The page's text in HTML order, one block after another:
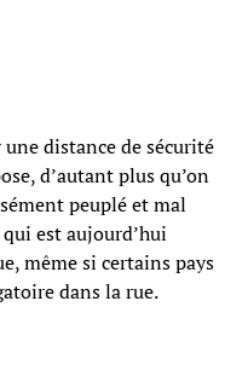
distance de sécurité
d’autant plus qu’on
peuplé et mal
est aujourd’hui
même si certains pays
dans la rue.